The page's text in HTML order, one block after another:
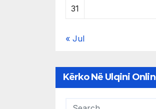
31
« Jul
Kërko Në Ulqini